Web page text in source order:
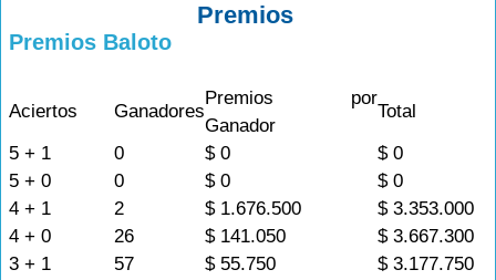
Premios
Premios Baloto
Aciertos Ganadores
Premios por
Ganador
Total
5 + 1
0 $ 0
$ 0
5 + 0
0 $ 0
$ 0
4 + 1
2 $ 1.676.500
$ 3.353.000
4 + 0
26 $ 141.050
$ 3.667.300
3 + 1
57 $ 55.750
$ 3.177.750